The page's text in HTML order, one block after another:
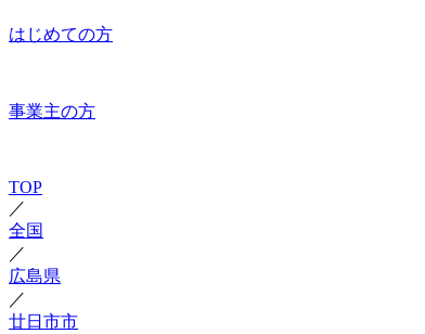
はじめての方
事業主の方
TOP
／
全国
／
広島県
／
廿日市市